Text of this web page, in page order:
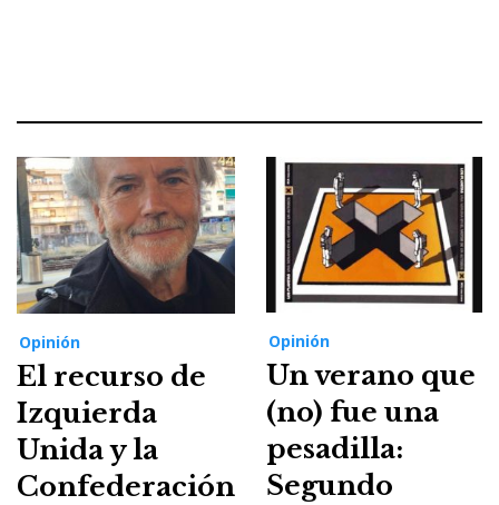
Opinión
El recurso de
Izquierda
Unida y la
Confederación
Opinión
Un verano que
(no) fue una
pesadilla:
Segundo